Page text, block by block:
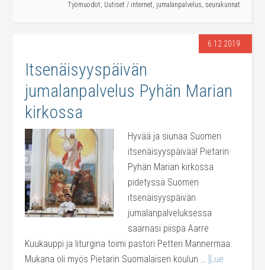
Työmuodot, Uutiset / internet, jumalanpalvelus, seurakunnat
6.12.2019
Itsenäisyyspäivän
jumalanpalvelus Pyhän Marian
kirkossa
Hyvää ja siunaa Suomen
itsenäisyyspäivää! Pietarin
Pyhän Marian kirkossa
pidetyssä Suomen
itsenäisyyspäivän
jumalanpalveluksessa
saarnasi piispa Aarre
Kuukauppi ja liturgina toimi pastori Petteri Mannermaa.
Mukana oli myös Pietarin Suomalaisen koulun … [Lue